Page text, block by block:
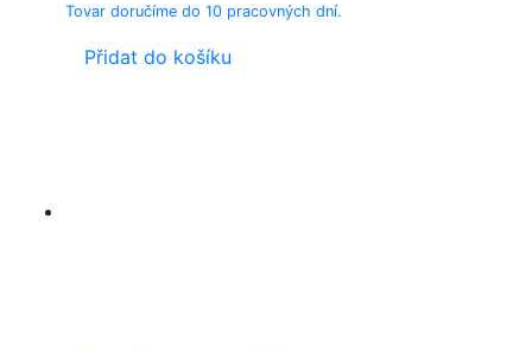
Tovar doručíme do 10 pracovných dní.
Přidat do košíku